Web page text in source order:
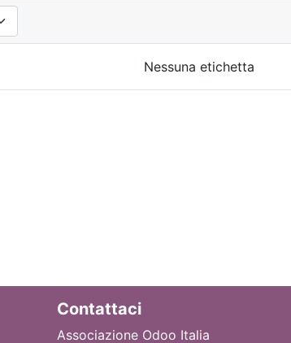
Nessuna etichetta
Contattaci
Associazione Odoo Italia